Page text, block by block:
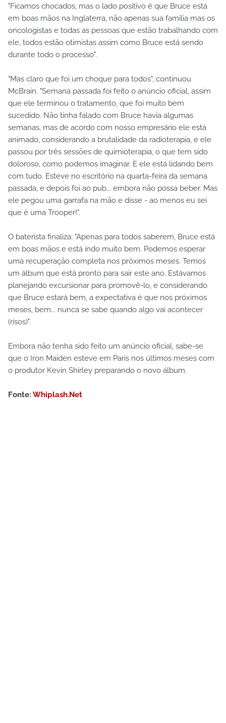
"Ficamos chocados, mas o lado positivo é que Bruce está
em boas mãos na Inglaterra, não apenas sua família mas os
oncologistas e todas as pessoas que estão trabalhando com
ele, todos estão otimistas assim como Bruce está sendo
durante todo o processo".
"Mas claro que foi um choque para todos", continuou
McBrain. "Semana passada foi feito o anúncio oficial, assim
que ele terminou o tratamento, que foi muito bem
sucedido. Não tinha falado com Bruce havia algumas
semanas, mas de acordo com nosso empresário ele está
animado, considerando a brutalidade da radioterapia, e ele
passou por três sessões de quimioterapia, o que tem sido
doloroso, como podemos imaginar. E ele está lidando bem
com tudo. Esteve no escritório na quarta-feira da semana
passada, e depois foi ao pub... embora não possa beber. Mas
ele pegou uma garrafa na mão e disse - ao menos eu sei
que é uma Trooper!".
O baterista finaliza: "Apenas para todos saberem, Bruce está
em boas mãos e está indo muito bem. Podemos esperar
uma recuperação completa nos próximos meses. Temos
um álbum que está pronto para sair este ano. Estávamos
planejando excursionar para promovê-lo, e considerando
que Bruce estará bem, a expectativa é que nos próximos
meses, bem... nunca se sabe quando algo vai acontecer
(risos)".
Embora não tenha sido feito um anúncio oficial, sabe-se
que o Iron Maiden esteve em Paris nos últimos meses com
o produtor Kevin Shirley preparando o novo álbum.
Fonte: Whiplash.Net